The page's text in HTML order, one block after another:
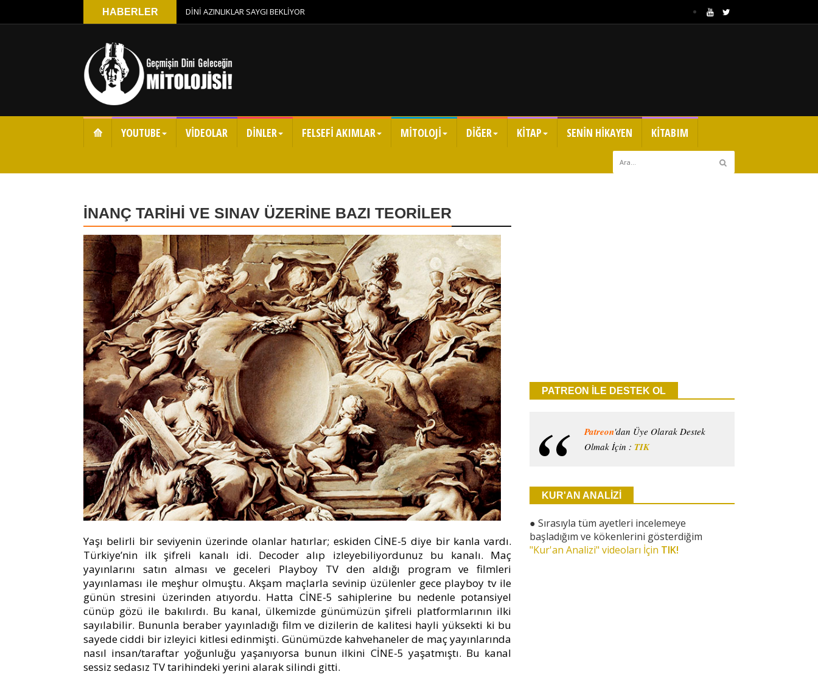
HABERLER DİNİ AZINLIKLAR SAYGI BEKLİYOR
⟰ YOUTUBE VİDEOLAR DİNLER FELSEFİ AKIMLAR MİTOLOJİ DİĞER KİTAP SENİN HİKAYEN KİTABIM
İNANÇ TARİHİ VE SINAV ÜZERİNE BAZI TEORİLER
Yaşı belirli bir seviyenin üzerinde olanlar hatırlar; eskiden CİNE-5 diye bir kanla vardı.
Türkiye’nin ilk şifreli kanalı idi. Decoder alıp izleyebiliyordunuz bu kanalı. Maç
yayınlarını satın alması ve geceleri Playboy TV den aldığı program ve filmleri
yayınlaması ile meşhur olmuştu. Akşam maçlarla sevinip üzülenler gece playboy tv ile
günün stresini üzerinden atıyordu. Hatta CİNE-5 sahiplerine bu nedenle potansiyel
cünüp gözü ile bakılırdı. Bu kanal, ülkemizde günümüzün şifreli platformlarının ilki
sayılabilir. Bununla beraber yayınladığı film ve dizilerin de kalitesi hayli yüksekti ki bu
sayede ciddi bir izleyici kitlesi edinmişti. Günümüzde kahvehaneler de maç yayınlarında
nasıl insan/taraftar yoğunluğu yaşanıyorsa bunun ilkini CİNE-5 yaşatmıştı. Bu kanal
sessiz sedasız TV tarihindeki yerini alarak silindi gitti.
PATREON İLE DESTEK OL
Patreon'dan Üye Olarak Destek
Olmak İçin : TIK
KUR'AN ANALİZİ
●Sırasıyla tüm ayetleri incelemeye
başladığım ve kökenlerini gösterdiğim
"Kur'an Analizi" videoları İçin TIK!